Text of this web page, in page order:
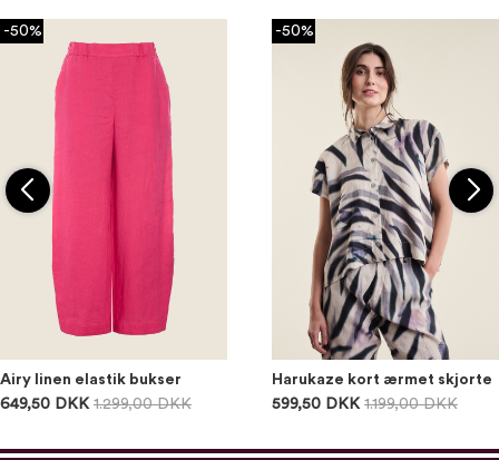
-50%
Airy linen elastik bukser
649,50 DKK 1.299,00 DKK
-50%
Harukaze kort ærmet skjorte
599,50 DKK 1.199,00 DKK